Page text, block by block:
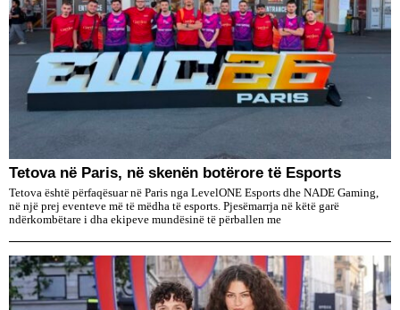
Tetova në Paris, në skenën botërore të Esports
Tetova është përfaqësuar në Paris nga LevelONE Esports dhe NADE Gaming,
në një prej eventeve më të mëdha të esports. Pjesëmarrja në këtë garë
ndërkombëtare i dha ekipeve mundësinë të përballen me